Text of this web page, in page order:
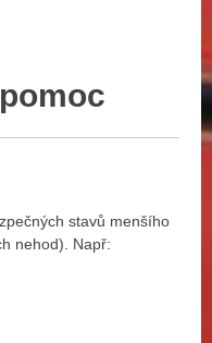
pomoc
stavů menšího
nehod). Např: